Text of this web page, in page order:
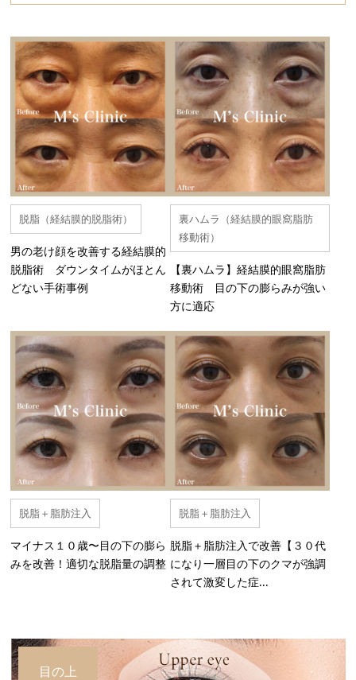
脱脂（経結膜的脱脂術）
男の老け顔を改善する経結膜的
脱脂術 ダウンタイムがほとん
どない手術事例
裏ハムラ（経結膜的眼窩脂肪
移動術）
【裏ハムラ】経結膜的眼窩脂肪
移動術 目の下の膨らみが強い
方に適応
脱脂＋脂肪注入
マイナス１０歳〜目の下の膨ら
みを改善！適切な脱脂量の調整
脱脂＋脂肪注入
脱脂＋脂肪注入で改善【３０代
になり一層目の下のクマが強調
されて激変した症...
目の上